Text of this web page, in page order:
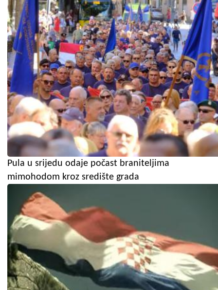
Pula u srijedu odaje počast braniteljima
mimohodom kroz središte grada